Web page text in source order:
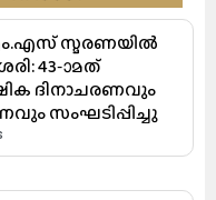
സ്മരണയിൽ
43-ാമത്
ദിനാചരണവും
സംഘടിപ്പിച്ചു